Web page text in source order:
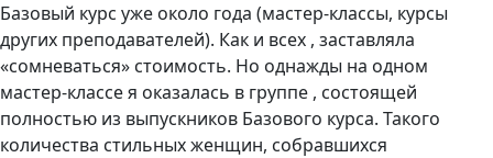
Базовый курс уже около года (мастер-классы, курсы
других преподавателей). Как и всех , заставляла
«сомневаться» стоимость. Но однажды на одном
мастер-классе я оказалась в группе , состоящей
полностью из выпускников Базового курса. Такого
количества стильных женщин, собравшихся